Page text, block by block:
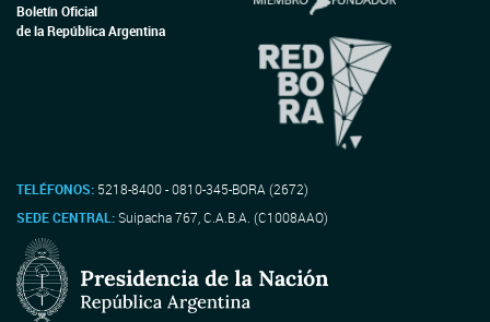
Boletín Oficial
de la República Argentina
TELÉFONOS: 5218-8400 - 0810-345-BORA (2672)
SEDE CENTRAL:Suipacha 767, C.A.B.A. (C1008AAO)